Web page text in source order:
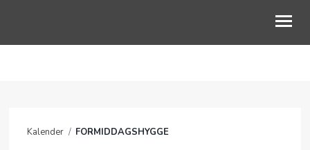
AKTIVITETER
Kalender / FORMIDDAGSHYGGE